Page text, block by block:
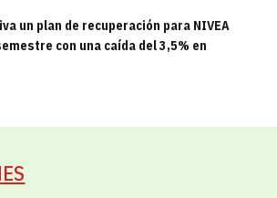
un plan de recuperación para NIVEA
con una caída del 3,5% en